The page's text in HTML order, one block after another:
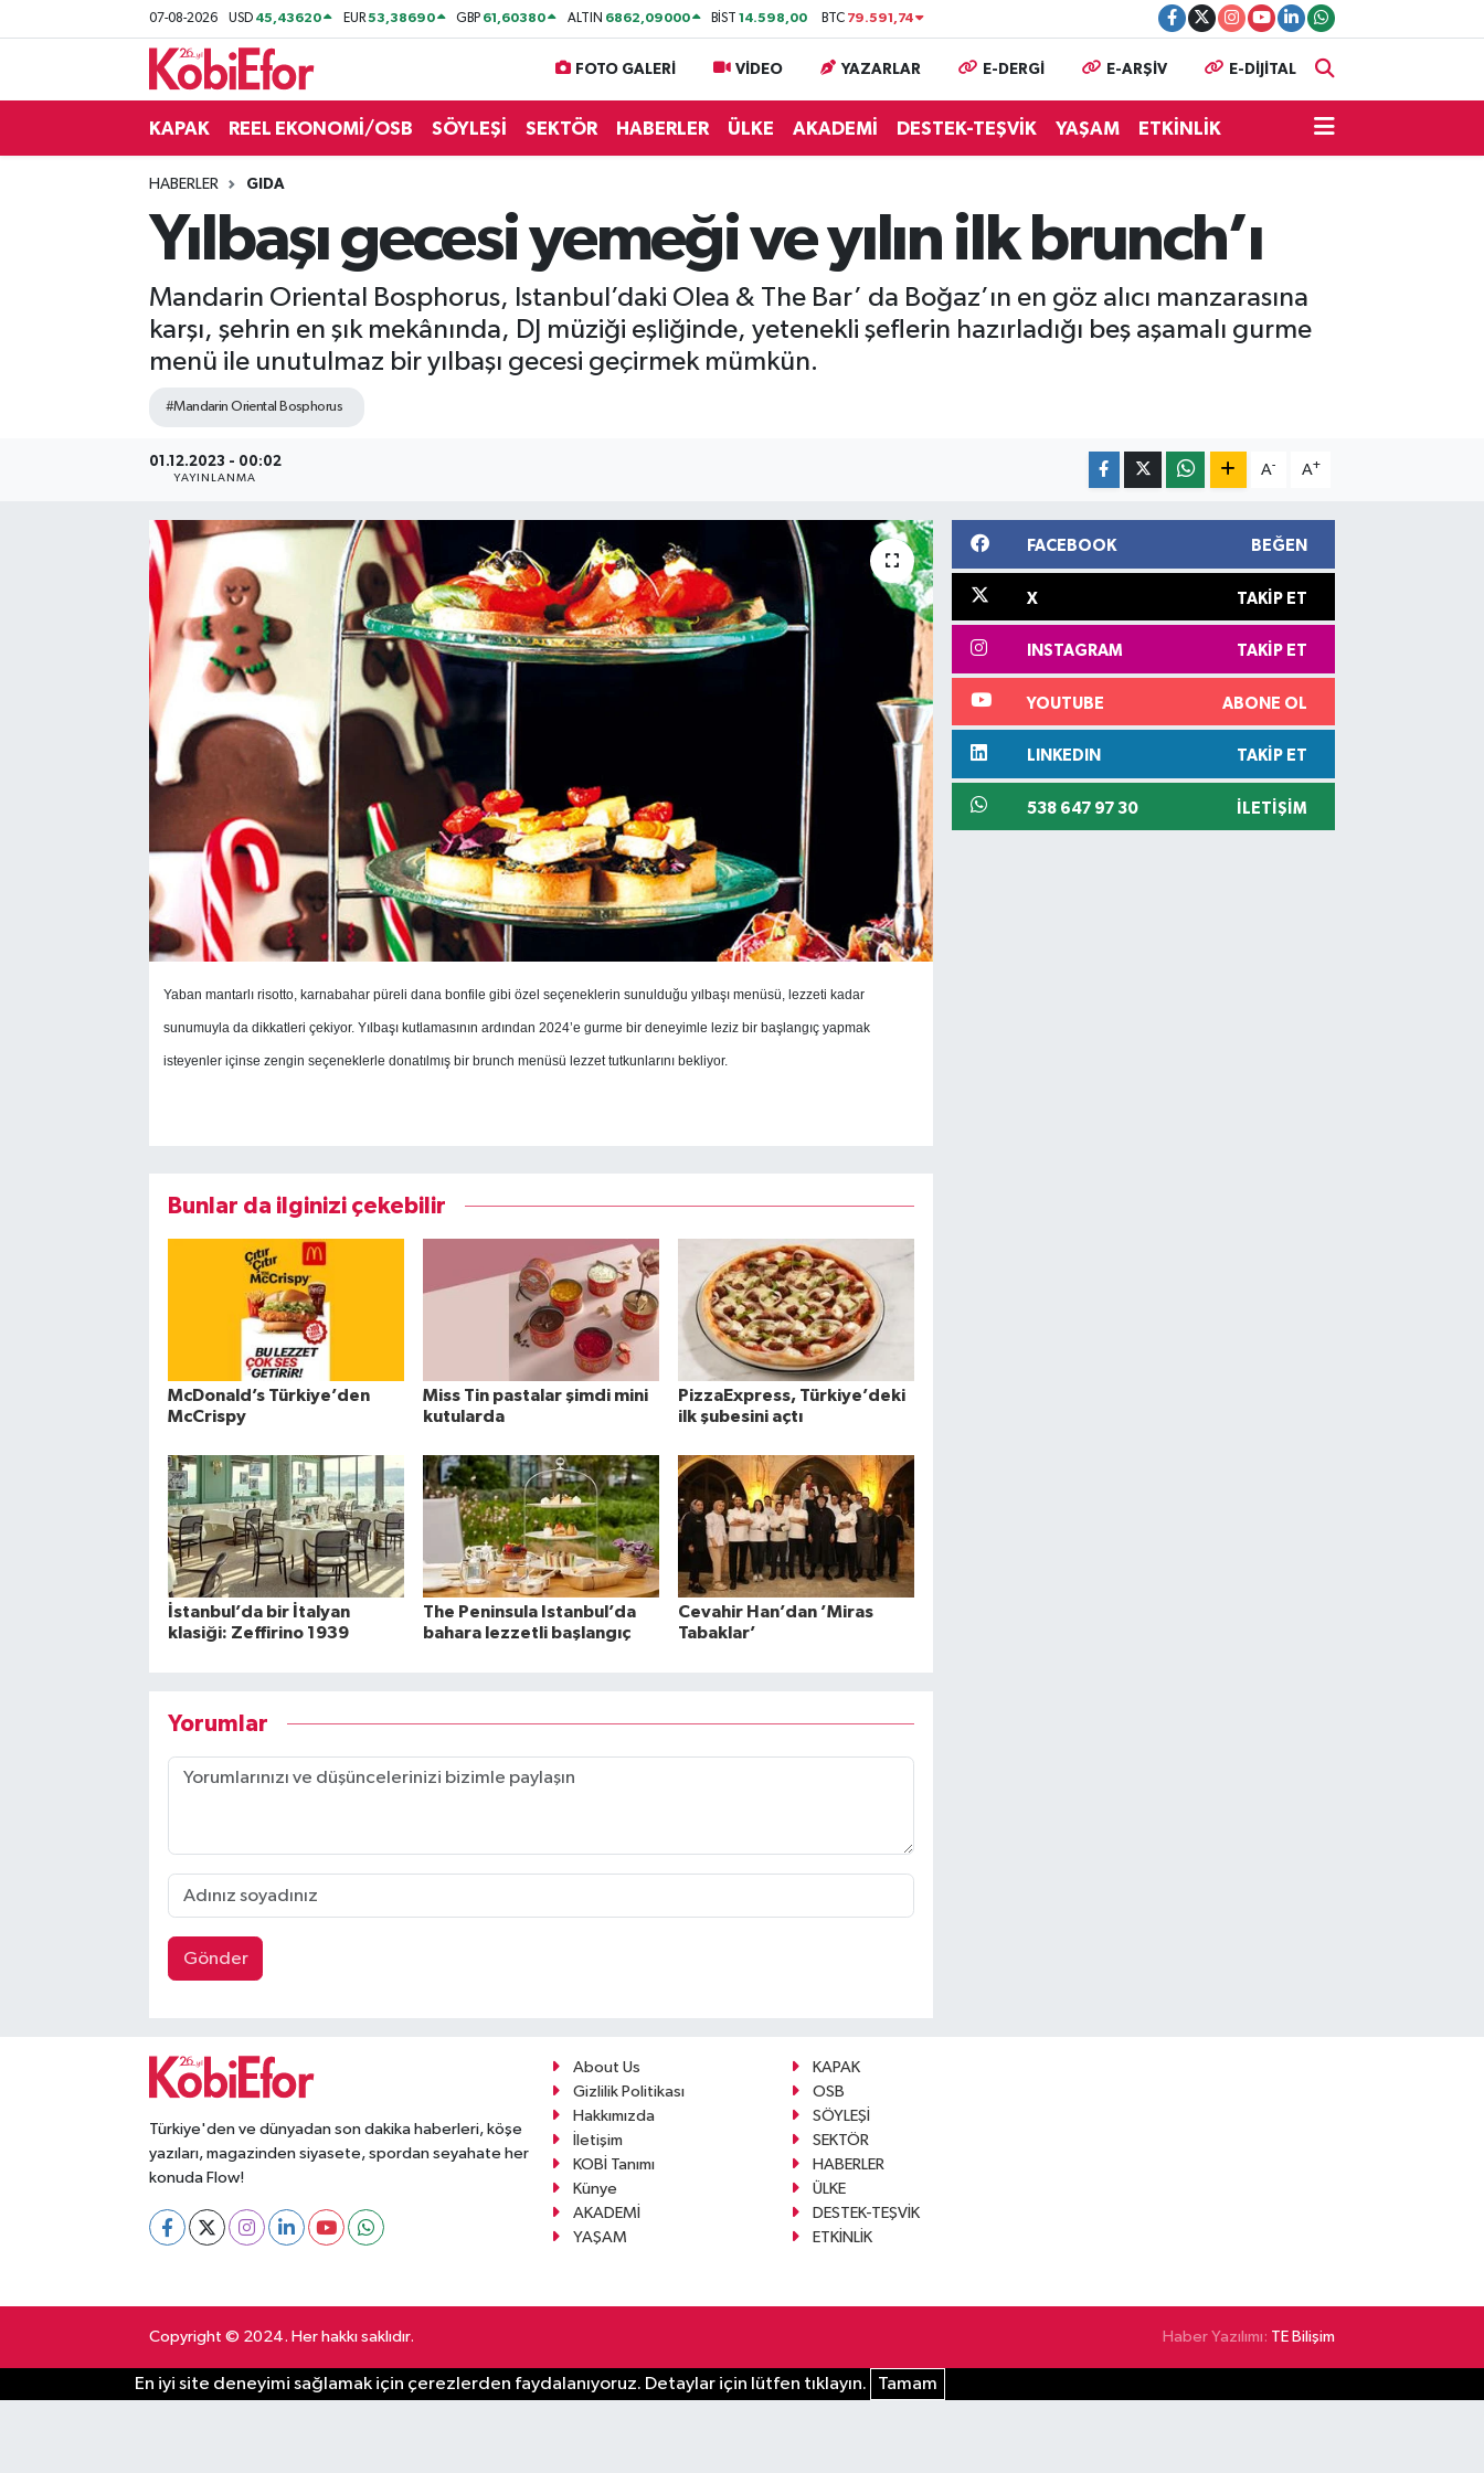
07-08-2026 USD 45,43620 EUR53,38690 GBP 61,60380 ALTIN 6862,09000 BİST14.598,00 BTC 79.591,74
FOTO GALERİ VİDEO YAZARLAR E-DERGİ E-ARŞİV E-DİJİTAL
KAPAK REEL EKONOMİ/OSB SÖYLEŞİ SEKTÖR HABERLER ÜLKE AKADEMİ DESTEK-TEŞVİK YAŞAM ETKİNLİK
HABERLER GIDA
Yılbaşı gecesi yemeği ve yılın ilk brunch’ı
Mandarin Oriental Bosphorus, Istanbul’daki Olea & The Bar’ da Boğaz’ın en göz alıcı manzarasına
karşı, şehrin en şık mekânında, DJ müziği eşliğinde, yetenekli şeflerin hazırladığı beş aşamalı gurme
menü ile unutulmaz bir yılbaşı gecesi geçirmek mümkün.
#Mandarin Oriental Bosphorus
01.12.2023 - 00:02
YAYINLANMA
A- A+
Yaban mantarlı risotto, karnabahar püreli dana bonfile gibi özel seçeneklerin sunulduğu yılbaşı menüsü, lezzeti kadar
sunumuyla da dikkatleri çekiyor. Yılbaşı kutlamasının ardından 2024’e gurme bir deneyimle leziz bir başlangıç yapmak
isteyenler içinse zengin seçeneklerle donatılmış bir brunch menüsü lezzet tutkunlarını bekliyor.
Bunlar da ilginizi çekebilir
McDonald’s Türkiye’den
McCrispy
Miss Tin pastalar şimdi mini
kutularda
PizzaExpress, Türkiye’deki
ilk şubesini açtı
İstanbul’da bir İtalyan
klasiği: Zeffirino 1939
The Peninsula Istanbul’da
bahara lezzetli başlangıç
Cevahir Han’dan ’Miras
Tabaklar’
Yorumlar
Gönder
FACEBOOK BEĞEN
X TAKIP ET
INSTAGRAM TAKIP ET
YOUTUBE ABONE OL
LINKEDIN TAKIP ET
538 647 97 30 İLETIŞIM
Türkiye'den ve dünyadan son dakika haberleri, köşe
yazıları, magazinden siyasete, spordan seyahate her
konuda Flow!
About Us
KAPAK
Gizlilik Politikası
OSB
Hakkımızda
SÖYLEŞİ
İletişim
SEKTÖR
KOBİ Tanımı
HABERLER
Künye
ÜLKE
AKADEMİ
DESTEK-TEŞVİK
YAŞAM
ETKİNLİK
Copyright © 2024. Her hakkı saklıdır. Haber Yazılımı: TE Bilişim
En iyi site deneyimi sağlamak için çerezlerden faydalanıyoruz. Detaylar için lütfen tıklayın. Tamam
BİLİŞİM PANO
HABERLER
ŞİRKET PANO